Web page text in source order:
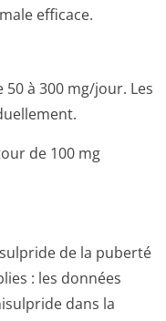
efficace.
à 300 mg/jour. Les
de 100 mg
de la puberté
: les données
dans la